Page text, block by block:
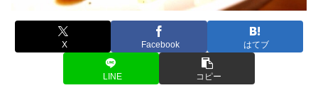
X Facebook はてブ
LINE コピー